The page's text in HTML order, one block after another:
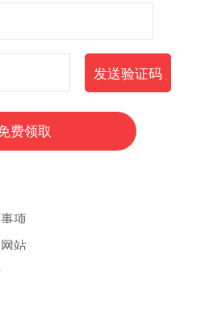
项
站